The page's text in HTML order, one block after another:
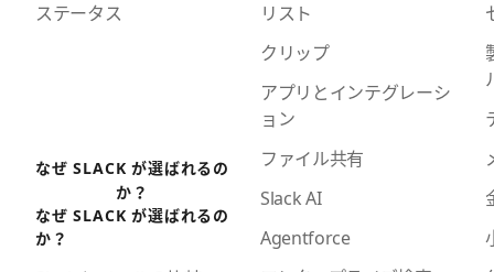
ステータス
なぜ SLACK が選ばれるの
か？
なぜ SLACK が選ばれるの
か？
リスト
クリップ
アプリとインテグレーシ
ョン
ファイル共有
Slack AI
Agentforce